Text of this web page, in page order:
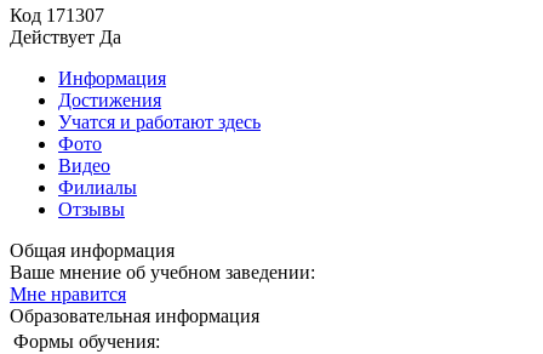
Код 171307
Действует Да
Информация
Достижения
Учатся и работают здесь
Фото
Видео
Филиалы
Отзывы
Общая информация
Ваше мнение об учебном заведении:
Мне нравится
Образовательная информация
Формы обучения: